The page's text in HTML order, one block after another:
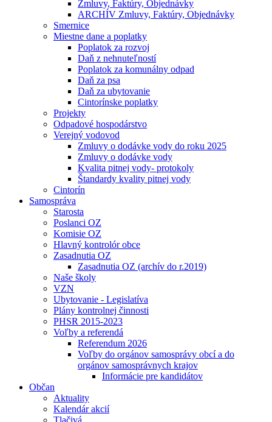
Zmluvy, Faktúry, Objednávky
ARCHÍV Zmluvy, Faktúry, Objednávky
Smernice
Miestne dane a poplatky
Poplatok za rozvoj
Daň z nehnuteľností
Poplatok za komunálny odpad
Daň za psa
Daň za ubytovanie
Cintorínske poplatky
Projekty
Odpadové hospodárstvo
Verejný vodovod
Zmluvy o dodávke vody do roku 2025
Zmluvy o dodávke vody
Kvalita pitnej vody- protokoly
Štandardy kvality pitnej vody
Cintorín
Samospráva
Starosta
Poslanci OZ
Komisie OZ
Hlavný kontrolór obce
Zasadnutia OZ
Zasadnutia OZ (archív do r.2019)
Naše školy
VZN
Ubytovanie - Legislatíva
Plány kontrolnej činnosti
PHSR 2015-2023
Voľby a referendá
Referendum 2026
Voľby do orgánov samosprávy obcí a do
orgánov samosprávnych krajov
Informácie pre kandidátov
Občan
Aktuality
Kalendár akcií
Tlačivá